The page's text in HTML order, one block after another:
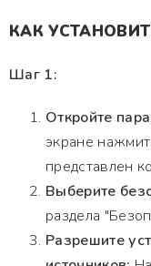
КАК
Шаг 1:
Откройте
экране
представлен
Выберите
раздела
Разрешите